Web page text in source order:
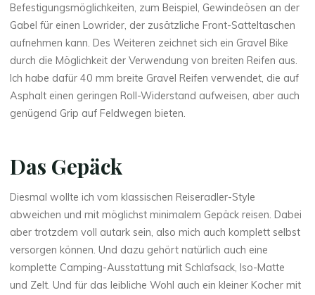
Befestigungsmöglichkeiten, zum Beispiel, Gewindeösen an der
Gabel für einen Lowrider, der zusätzliche Front-Satteltaschen
aufnehmen kann. Des Weiteren zeichnet sich ein Gravel Bike
durch die Möglichkeit der Verwendung von breiten Reifen aus.
Ich habe dafür 40 mm breite Gravel Reifen verwendet, die auf
Asphalt einen geringen Roll-Widerstand aufweisen, aber auch
genügend Grip auf Feldwegen bieten.
Das Gepäck
Diesmal wollte ich vom klassischen Reiseradler-Style
abweichen und mit möglichst minimalem Gepäck reisen. Dabei
aber trotzdem voll autark sein, also mich auch komplett selbst
versorgen können. Und dazu gehört natürlich auch eine
komplette Camping-Ausstattung mit Schlafsack, Iso-Matte
und Zelt. Und für das leibliche Wohl auch ein kleiner Kocher mit